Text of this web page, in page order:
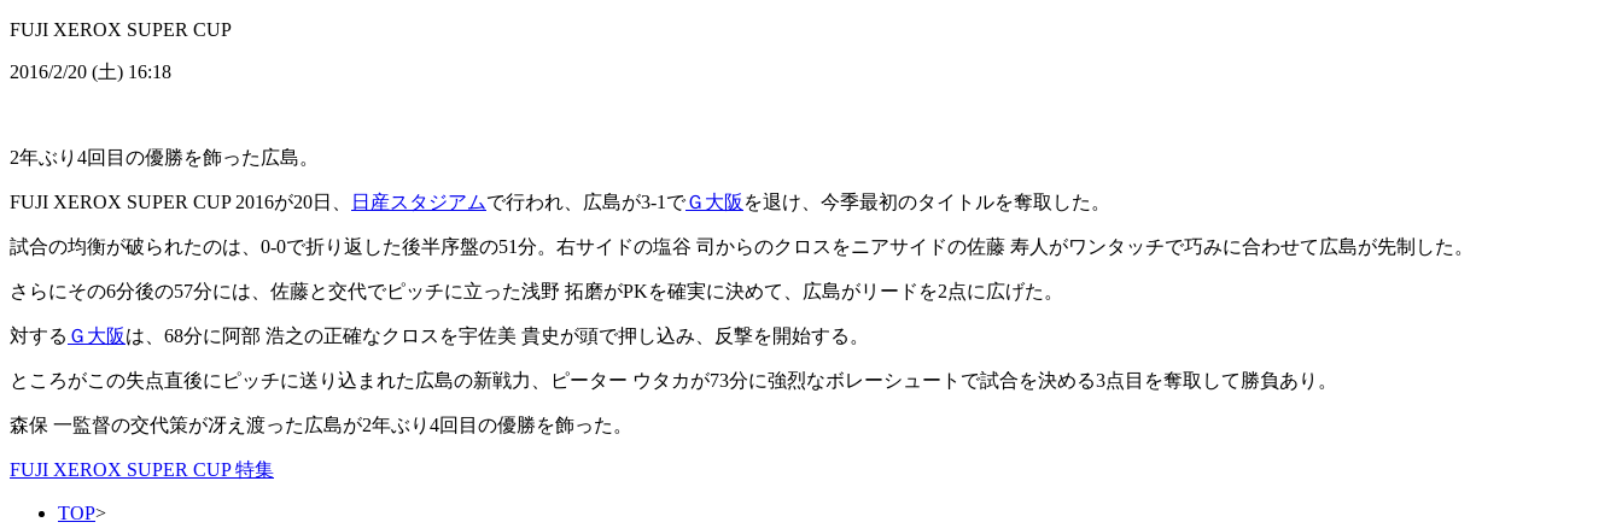
FUJI XEROX SUPER CUP
2016/2/20 (土) 16:18
2年ぶり4回目の優勝を飾った広島。
FUJI XEROX SUPER CUP 2016が20日、 日産スタジアムで行われ、広島が3-1でＧ大阪 を退け、今季最初のタイトルを奪取した。
試合の均衡が破られたのは、0‐0で折り返した後半序盤の51分。右サイドの塩谷 司からのクロスをニアサイドの佐藤 寿人がワンタッチで巧みに合わせて広島が先制した。
さらにその6分後の57分には、佐藤と交代でピッチに立った浅野 拓磨がPKを確実に決めて、広島がリードを2点に広げた。
対する Ｇ大阪は、68分に阿部 浩之の正確なクロスを宇佐美 貴史が頭で押し込み、反撃を開始する。
ところがこの失点直後にピッチに送り込まれた広島の新戦力、ピーター ウタカが73分に強烈なボレーシュートで試合を決める3点目を奪取して勝負あり。
森保 一監督の交代策が冴え渡った広島が2年ぶり4回目の優勝を飾った。
FUJI XEROX SUPER CUP 特集
TOP>